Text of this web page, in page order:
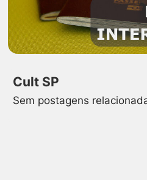
Cult SP
Sem postagens